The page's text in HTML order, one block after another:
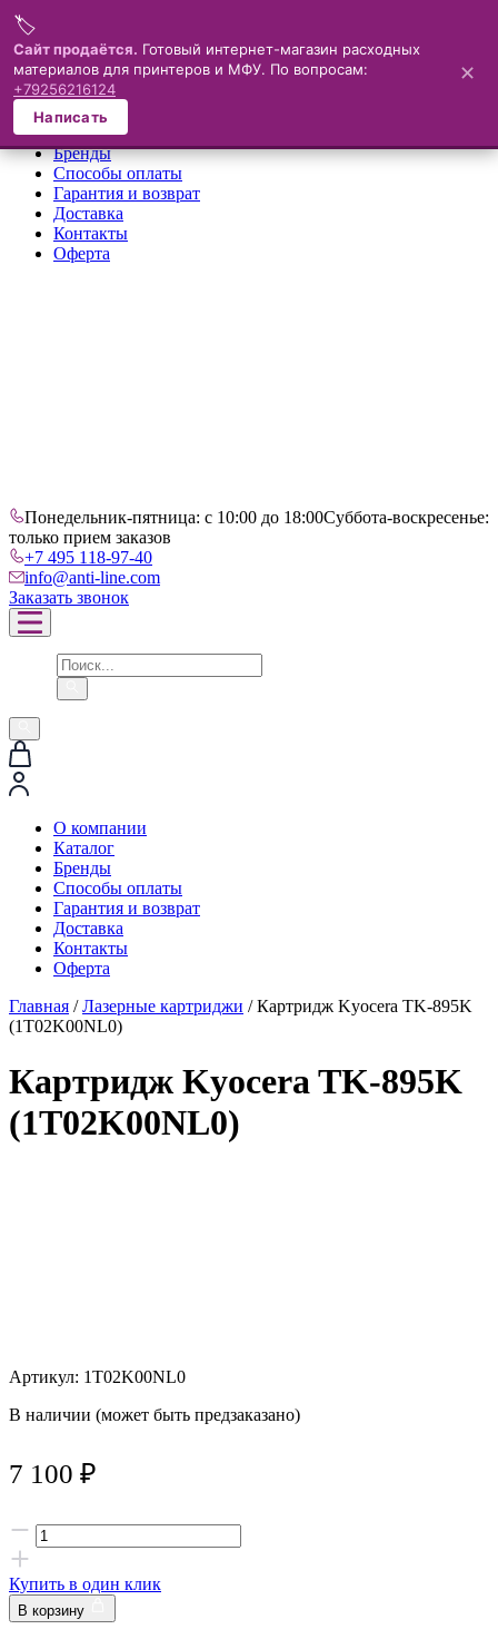
Меню
×
О компании
Каталог
Бренды
Способы оплаты
Гарантия и возврат
Доставка
Контакты
Оферта
Понедельник-пятница: с 10:00 до 18:00Суббота-воскресенье:
только прием заказов
+7 495 118-97-40
info@anti-line.com
Заказать звонок
О компании
Каталог
Бренды
Способы оплаты
Гарантия и возврат
Доставка
Контакты
Оферта
Главная /Лазерные картриджи / Картридж Kyocera TK-895K
(1T02K00NL0)
Картридж Kyocera TK-895K
(1T02K00NL0)
Артикул: 1T02K00NL0
В наличии (может быть предзаказано)
7 100 ₽
Купить в один клик
В корзину
🏷️
Сайт продаётся. Готовый интернет-магазин расходных
материалов для принтеров и МФУ. По вопросам:
+79256216124
Написать
✕